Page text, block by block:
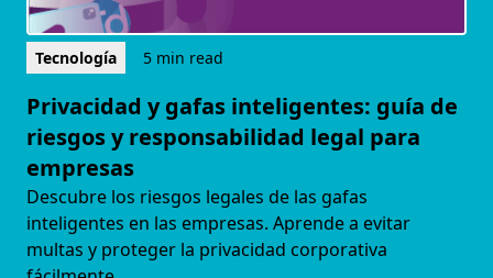
Tecnología 5 min read
Privacidad y gafas inteligentes: guía de
riesgos y responsabilidad legal para
empresas
Descubre los riesgos legales de las gafas
inteligentes en las empresas. Aprende a evitar
multas y proteger la privacidad corporativa